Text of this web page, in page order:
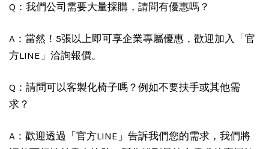
Q：我們公司需要大量採購，請問有優惠嗎？
A：當然！5張以上即可享企業專屬優惠，歡迎加入「官
方LINE」洽詢報價。
Q：請問可以客製化椅子嗎？例如不要扶手或其他需
求？
A：歡迎透過「官方LINE」告訴我們您的需求，我們將